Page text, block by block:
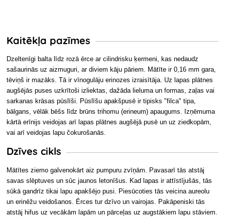
Kaitēkļa pazīmes
Dzeltenīgi balta līdz rozā ērce ar cilindrisku ķermeni, kas nedaudz
sašaurinās uz aizmuguri, ar diviem kāju pāriem. Mātīte ir 0,16 mm gara,
tēviņš ir mazāks. Tā ir vīnogulāju erinozes izraisītāja. Uz lapas plātnes
augšējās puses uzkrītoši izliektas, dažāda lieluma un formas, zaļas vai
sarkanas krāsas pūslīši. Pūslīšu apakšpusē ir tipisks "filca" tipa,
bālgans, vēlāk bēšs līdz brūns trihomu (erineum) apaugums. Izņēmuma
kārtā erīnijs veidojas arī lapas plātnes augšējā pusē un uz ziedkopām,
vai arī veidojas lapu čokurošanās.
Dzīves cikls
Mātītes ziemo galvenokārt aiz pumpuru zvīņām. Pavasarī tās atstāj
savas slēptuves un sūc jaunos letonīšus. Kad lapas ir attīstījušās, tās
sūkā gandrīz tikai lapu apakšējo pusi. Piesūcoties tās veicina aureolu
un erinēžu veidošanos. Ērces tur dzīvo un vairojas. Pakāpeniski tās
atstāj hifus uz vecākām lapām un pārceļas uz augstākiem lapu stāviem.